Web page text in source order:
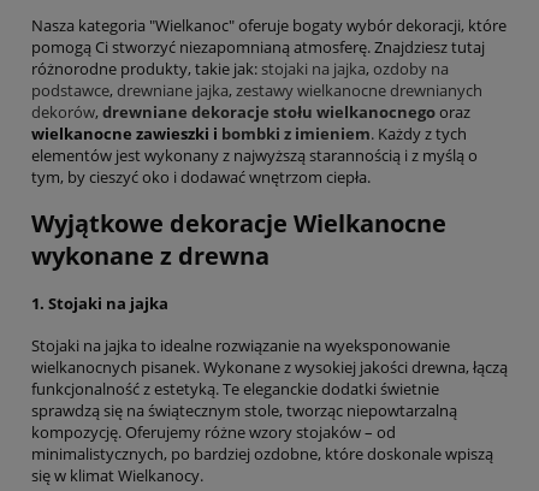
Nasza kategoria "Wielkanoc" oferuje bogaty wybór dekoracji, które
pomogą Ci stworzyć niezapomnianą atmosferę. Znajdziesz tutaj
różnorodne produkty, takie jak:stojaki na jajka, ozdoby na
podstawce, drewniane jajka, zestawy wielkanocne drewnianych
dekorów, drewniane dekoracje stołu wielkanocnegooraz
wielkanocne zawieszki i bombki z imieniem. Każdy z tych
elementów jest wykonany z najwyższą starannością i z myślą o
tym, by cieszyć oko i dodawać wnętrzom ciepła.
Wyjątkowe dekoracje Wielkanocne
wykonane z drewna
1. Stojaki na jajka
Stojaki na jajka to idealne rozwiązanie na wyeksponowanie
wielkanocnych pisanek. Wykonane z wysokiej jakości drewna, łączą
funkcjonalność z estetyką. Te eleganckie dodatki świetnie
sprawdzą się na świątecznym stole, tworząc niepowtarzalną
kompozycję. Oferujemy różne wzory stojaków – od
minimalistycznych, po bardziej ozdobne, które doskonale wpiszą
się w klimat Wielkanocy.